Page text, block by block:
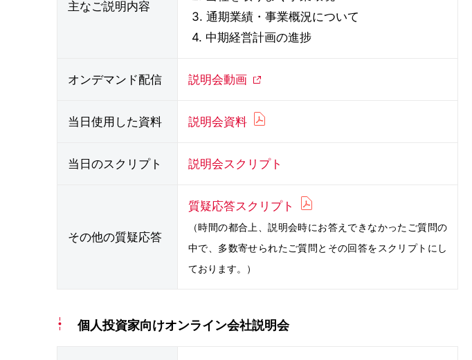
主なご説明内容
3. 通期業績・事業概況について
4. 中期経営計画の進捗
オンデマンド配信 説明会動画
当日使用した資料 説明会資料
当日のスクリプト 説明会スクリプト
その他の質疑応答
質疑応答スクリプト
（時間の都合上、説明会時にお答えできなかったご質問の
中で、多数寄せられたご質問とその回答をスクリプトにし
ております。）
個人投資家向けオンライン会社説明会